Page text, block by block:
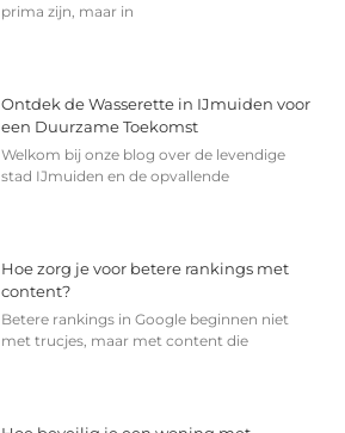
prima zijn, maar in
Ontdek de Wasserette in IJmuiden voor
een Duurzame Toekomst
Welkom bij onze blog over de levendige
stad IJmuiden en de opvallende
Hoe zorg je voor betere rankings met
content?
Betere rankings in Google beginnen niet
met trucjes, maar met content die